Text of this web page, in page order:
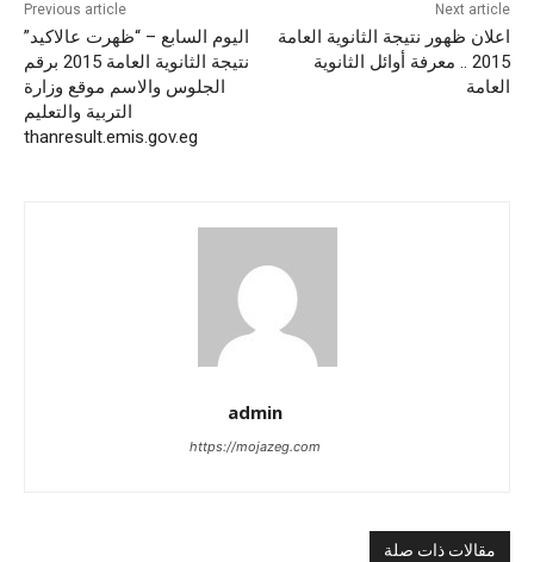
Previous article
اليوم السابع – “ظهرت عالاكيد”
نتيجة الثانوية العامة 2015 برقم
الجلوس والاسم موقع وزارة
التربية والتعليم
thanresult.emis.gov.eg
Next article
اعلان ظهور نتيجة الثانوية العامة
2015 .. معرفة أوائل الثانوية
العامة
admin
https://mojazeg.com
مقالات ذات صلة